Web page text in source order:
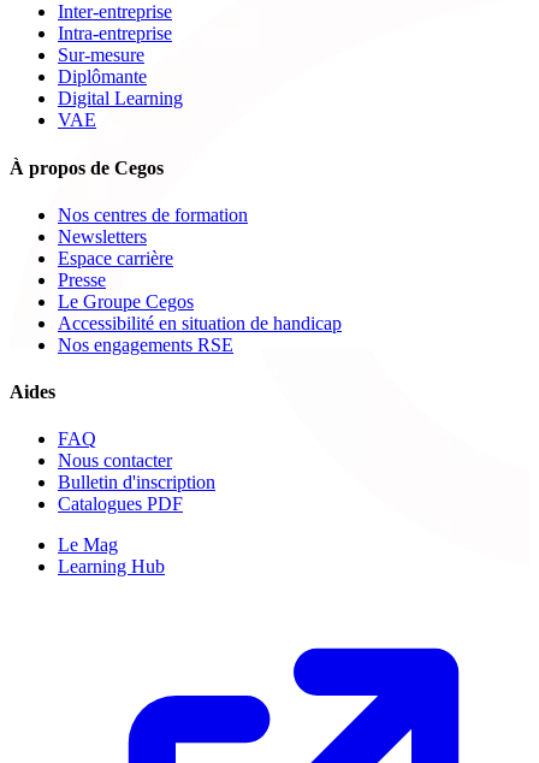
Inter-entreprise
Intra-entreprise
Sur-mesure
Diplômante
Digital Learning
VAE
À propos de Cegos
Nos centres de formation
Newsletters
Espace carrière
Presse
Le Groupe Cegos
Accessibilité en situation de handicap
Nos engagements RSE
Aides
FAQ
Nous contacter
Bulletin d'inscription
Catalogues PDF
Le Mag
Learning Hub